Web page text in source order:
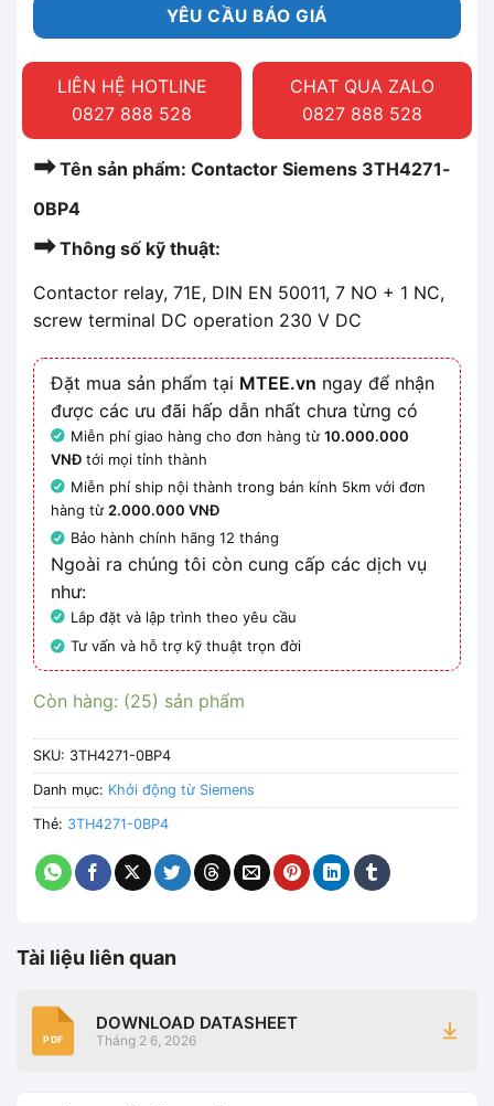
YÊU CẦU BÁO GIÁ
LIÊN HỆ HOTLINE
0827 888 528
CHAT QUA ZALO
0827 888 528
➡Tên sản phẩm: Contactor Siemens 3TH4271-
0BP4
➡Thông số kỹ thuật:
Contactor relay, 71E, DIN EN 50011, 7 NO + 1 NC,
screw terminal DC operation 230 V DC
Đặt mua sản phẩm tại MTEE.vn ngay để nhận
được các ưu đãi hấp dẫn nhất chưa từng có
Miễn phí giao hàng cho đơn hàng từ10.000.000
VNĐ tới mọi tỉnh thành
Miễn phí ship nội thành trong bán kính 5km với đơn
hàng từ2.000.000 VNĐ
Bảo hành chính hãng 12 tháng
Ngoài ra chúng tôi còn cung cấp các dịch vụ
như:
Lắp đặt và lập trình theo yêu cầu
Tư vấn và hỗ trợ kỹ thuật trọn đời
Còn hàng: (25) sản phẩm
SKU: 3TH4271-0BP4
Danh mục: Khởi động từ Siemens
Thẻ: 3TH4271-0BP4
Tài liệu liên quan
PDF
DOWNLOAD DATASHEET
Tháng 2 6, 2026